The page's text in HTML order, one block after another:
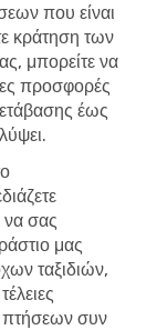
που είναι
κράτηση των
μπορείτε να
προσφορές
έως
να σας
μας
ταξιδιών,
πτήσεων συν